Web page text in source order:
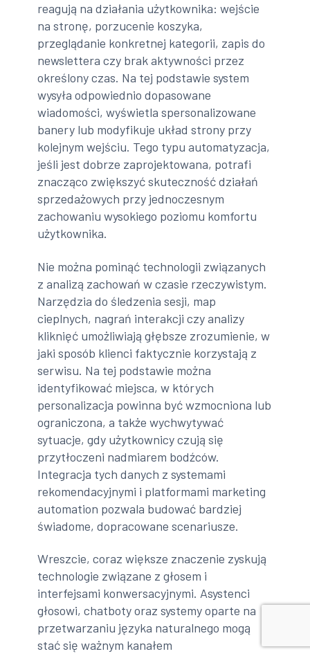
reagują na działania użytkownika: wejście
na stronę, porzucenie koszyka,
przeglądanie konkretnej kategorii, zapis do
newslettera czy brak aktywności przez
określony czas. Na tej podstawie system
wysyła odpowiednio dopasowane
wiadomości, wyświetla spersonalizowane
banery lub modyfikuje układ strony przy
kolejnym wejściu. Tego typu automatyzacja,
jeśli jest dobrze zaprojektowana, potrafi
znacząco zwiększyć skuteczność działań
sprzedażowych przy jednoczesnym
zachowaniu wysokiego poziomu komfortu
użytkownika.
Nie można pominąć technologii związanych
z analizą zachowań w czasie rzeczywistym.
Narzędzia do śledzenia sesji, map
cieplnych, nagrań interakcji czy analizy
kliknięć umożliwiają głębsze zrozumienie, w
jaki sposób klienci faktycznie korzystają z
serwisu. Na tej podstawie można
identyfikować miejsca, w których
personalizacja powinna być wzmocniona lub
ograniczona, a także wychwytywać
sytuacje, gdy użytkownicy czują się
przytłoczeni nadmiarem bodźców.
Integracja tych danych z systemami
rekomendacyjnymi i platformami marketing
automation pozwala budować bardziej
świadome, dopracowane scenariusze.
Wreszcie, coraz większe znaczenie zyskują
technologie związane z głosem i
interfejsami konwersacyjnymi. Asystenci
głosowi, chatboty oraz systemy oparte na
przetwarzaniu języka naturalnego mogą
stać się ważnym kanałem